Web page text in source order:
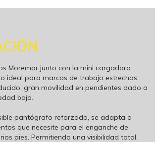
Moremar junto con la mini cargadora
ideal para marcos de trabajo estrechos
gran movilidad en pendientes dado a
bajo.
pantógrafo reforzado, se adapta a
que necesite para el enganche de
pies. Permitiendo una visibilidad total.